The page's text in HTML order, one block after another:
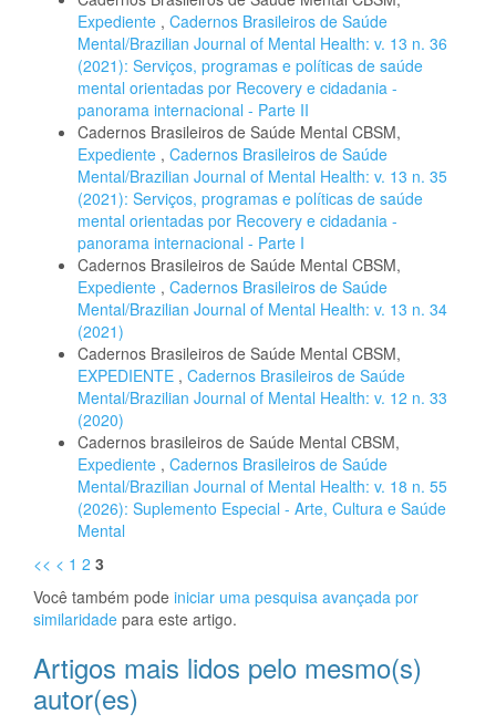
Expediente , Cadernos Brasileiros de Saúde
Mental/Brazilian Journal of Mental Health: v. 13 n. 36
(2021): Serviços, programas e políticas de saúde
mental orientadas por Recovery e cidadania -
panorama internacional - Parte II
Cadernos Brasileiros de Saúde Mental CBSM,
Expediente , Cadernos Brasileiros de Saúde
Mental/Brazilian Journal of Mental Health: v. 13 n. 35
(2021): Serviços, programas e políticas de saúde
mental orientadas por Recovery e cidadania -
panorama internacional - Parte I
Cadernos Brasileiros de Saúde Mental CBSM,
Expediente , Cadernos Brasileiros de Saúde
Mental/Brazilian Journal of Mental Health: v. 13 n. 34
(2021)
Cadernos Brasileiros de Saúde Mental CBSM,
EXPEDIENTE , Cadernos Brasileiros de Saúde
Mental/Brazilian Journal of Mental Health: v. 12 n. 33
(2020)
Cadernos brasileiros de Saúde Mental CBSM,
Expediente , Cadernos Brasileiros de Saúde
Mental/Brazilian Journal of Mental Health: v. 18 n. 55
(2026): Suplemento Especial - Arte, Cultura e Saúde
Mental
<< < 1 2 3
Você também pode iniciar uma pesquisa avançada por
similaridade para este artigo.
Artigos mais lidos pelo mesmo(s)
autor(es)